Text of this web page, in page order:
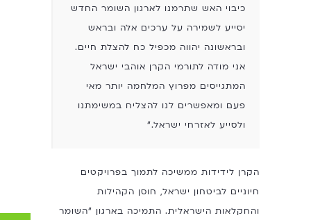
כיבוי האש שתרמנו לארגון השומר החדש
יסייע לשמירה על ערכים אלה ובראש
ובראשונה יהווה מכפיל כח להצלת חיים.
אני מודה לתורמי הקרן אוהבי ישראל
המתגייסים מפרוץ המלחמה יותר מאי
פעם ומאפשרים לנו להצליח במשימתנו
ולסייע לאזרחי ישראל."
הקרן לידידות ממשיכה לתמוך בפרויקטים
חיוניים לביטחון ישראל, חוסן הקהילות
והחקלאות הישראלית. התמיכה בארגון "השומר